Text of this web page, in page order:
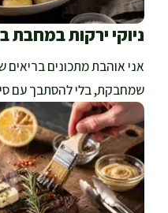
ניוקי ירקות במחבת
אני אוהבת מתכונים
שמחבקת, בלי להסתבך עם